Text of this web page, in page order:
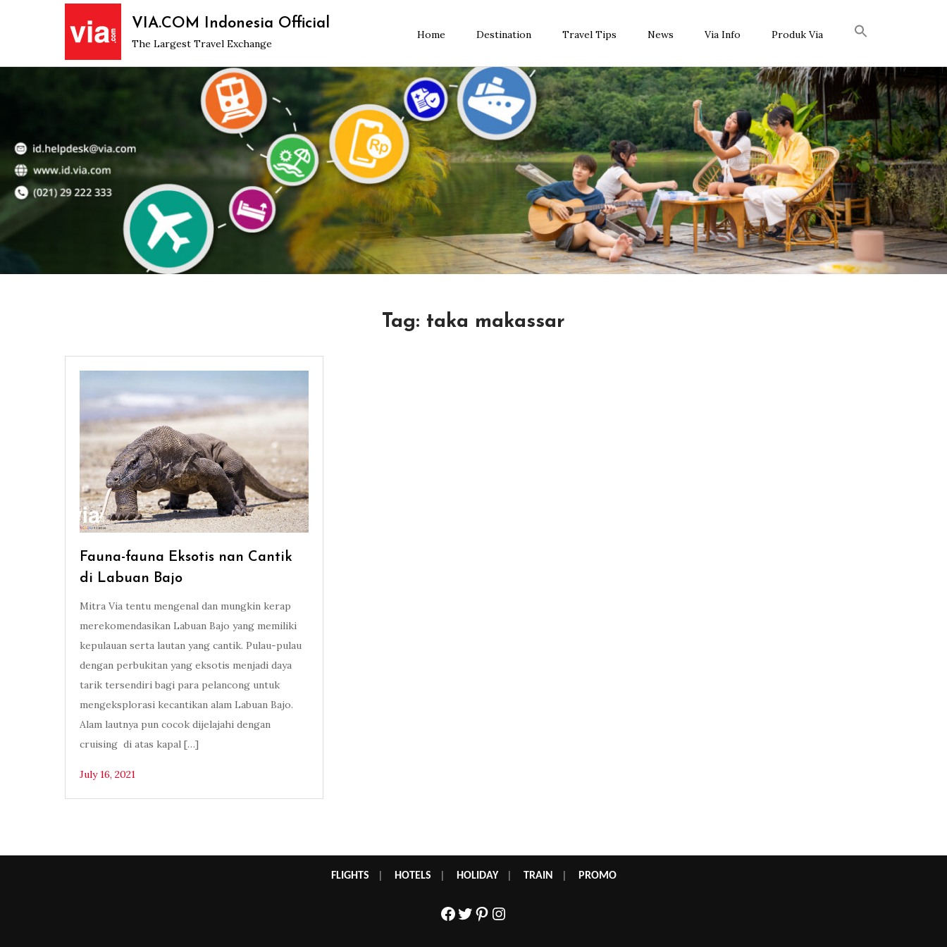
VIA.COM Indonesia Official
The Largest Travel Exchange
Home Destination Travel Tips News Via Info Produk Via
Tag: taka makassar
Fauna-fauna Eksotis nan Cantik
di Labuan Bajo
Mitra Via tentu mengenal dan mungkin kerap
merekomendasikan Labuan Bajo yang memiliki
kepulauan serta lautan yang cantik. Pulau-pulau
dengan perbukitan yang eksotis menjadi daya
tarik tersendiri bagi para pelancong untuk
mengeksplorasi kecantikan alam Labuan Bajo.
Alam lautnya pun cocok dijelajahi dengan
cruising di atas kapal […]
July 16, 2021
FLIGHTS HOTELS HOLIDAY| TRAIN PROMO
Facebook
Twitter
Pinterest
Instagram